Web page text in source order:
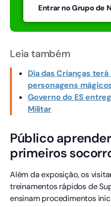
Entrar no Grupo de
Leia também
Dia das Crianças
personagens
Governo do ES
Militar
Público
primeiros
Além da exposição, os
treinamentos rápidos de
ensinam procedimentos